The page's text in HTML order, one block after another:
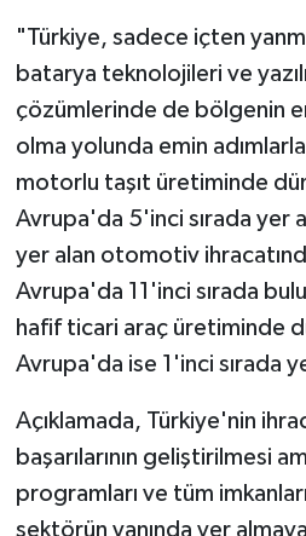
"Türkiye, sadece içten
batarya teknolojileri ve
çözümlerinde de bölgenin
olma yolunda emin
motorlu taşıt üretiminde
Avrupa'da 5'inci sırada yer
yer alan otomotiv
Avrupa'da 11'inci sırada
hafif ticari araç üretiminde
Avrupa'da ise 1'inci sırada
Açıklamada, Türkiye'nin
başarılarının geliştirilmesi
programları ve tüm
sektörün yanında yer